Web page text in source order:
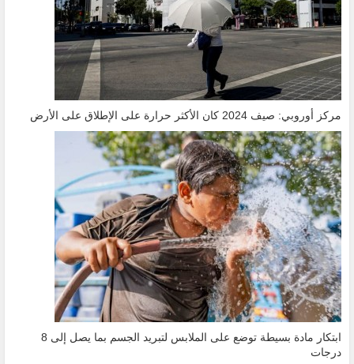
مركز أوروبي: صيف 2024 كان الأكثر حرارة على الإطلاق على الأرض
ابتكار مادة بسيطة توضع على الملابس لتبريد الجسم بما يصل إلى 8
درجات